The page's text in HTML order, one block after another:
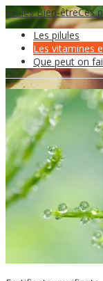
Pilules Bien-êtreCes
Les pilules
Les vitamines
Que peut on
12 Juin
la prêle